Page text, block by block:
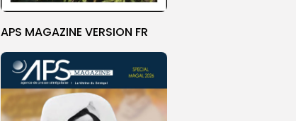
APS MAGAZINE VERSION FR